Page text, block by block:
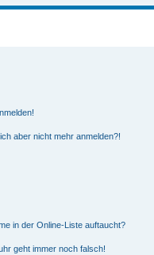
aber nicht mehr anmelden?!
in der Online-Liste auftaucht?
geht immer noch falsch!